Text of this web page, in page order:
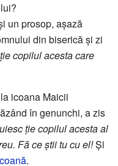
un prosop, așază
din biserică și zi
copilul acesta care
icoana Maicii
în genunchi, a zis
ție copilul acesta al
Fă ce știi tu cu el!Și
.